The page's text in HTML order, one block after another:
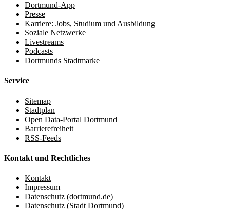
Dortmund-App
Presse
Karriere: Jobs, Studium und Ausbildung
Soziale Netzwerke
Livestreams
Podcasts
Dortmunds Stadtmarke
Service
Sitemap
Stadtplan
Open Data-Portal Dortmund
Barrierefreiheit
RSS-Feeds
Kontakt und Rechtliches
Kontakt
Impressum
Datenschutz (dortmund.de)
Datenschutz (Stadt Dortmund)